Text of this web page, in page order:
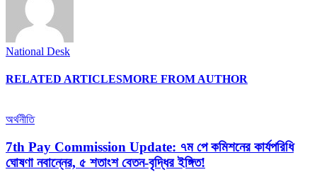
National Desk
RELATED ARTICLESMORE FROM AUTHOR
অর্থনীতি
7th Pay Commission Update: ৭ম পে কমিশনের কার্যপরিধি
ঘোষণা নবান্নের, ৫ শতাংশ বেতন-বৃদ্ধির ইঙ্গিত!